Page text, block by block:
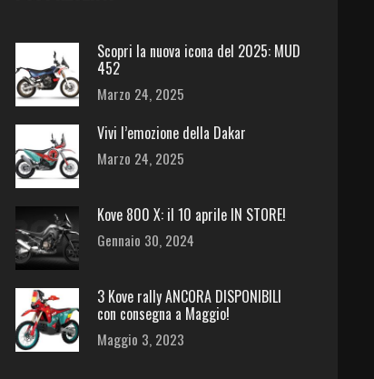
Scopri la nuova icona del 2025: MUD
452
Marzo 24, 2025
Vivi l’emozione della Dakar
Marzo 24, 2025
Kove 800 X: il 10 aprile IN STORE!
Gennaio 30, 2024
3 Kove rally ANCORA DISPONIBILI
con consegna a Maggio!
Maggio 3, 2023